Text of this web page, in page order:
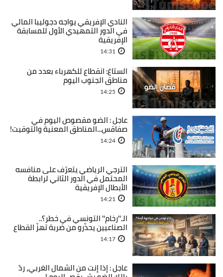
النادي الإفريقي يواجه دجوليبا المالي
في الدور التمهيدي الأول للمسابقة
الإفريقية
14:31
الستاغ: انقطاع للكهرباء بعدد من
مناطق الجنوب اليوم
14:25
عاجل : الضو مقصوص اليوم في
صفاقس...المناطق المعنية والتوقيت!
14:24
الترجي الرياضي يتعرّف على منافسه
المحتمل في الدور الثاني لرابطة
الأبطال الإفريقية
14:21
الـ''رخام'' التونسي في خطر؟..
الصناعيين يحذّرو من ضربة تهزّ القطاع
14:17
عاجل : إذا إنت من الشمال الغربي، ردّ